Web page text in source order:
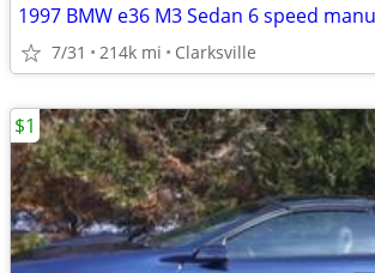
1997 BMW e36 M3 Sedan 6 speed
7/31 214k mi Clarksville
$1